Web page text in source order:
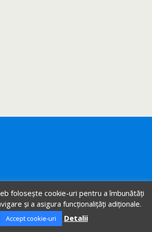
folosește cookie-uri pentru a îmbunătăți
și a asigura funcționalițăți adiționale.
Accept cookie-uri Detalii